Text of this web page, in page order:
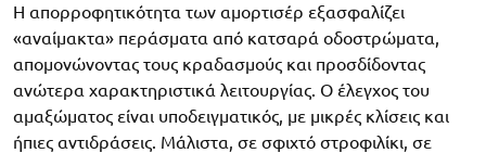
Η απορροφητικότητα των αμορτισέρ εξασφαλίζει
«αναίμακτα» περάσματα από κατσαρά οδοστρώματα,
απομονώνοντας τους κραδασμούς και προσδίδοντας
ανώτερα χαρακτηριστικά λειτουργίας. Ο έλεγχος του
αμαξώματος είναι υποδειγματικός, με μικρές κλίσεις και
ήπιες αντιδράσεις. Μάλιστα, σε σφιχτό στροφιλίκι, σε